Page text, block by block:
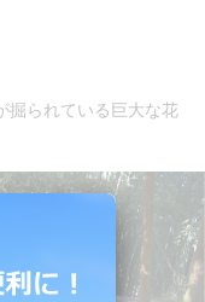
掘られている巨大な花